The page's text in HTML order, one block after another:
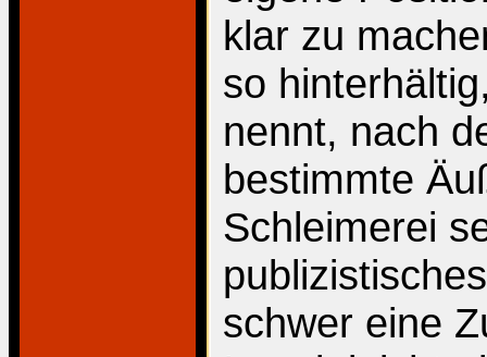
klar zu
so
nennt, nach
bestimmte
Schleimerei
schwer eine